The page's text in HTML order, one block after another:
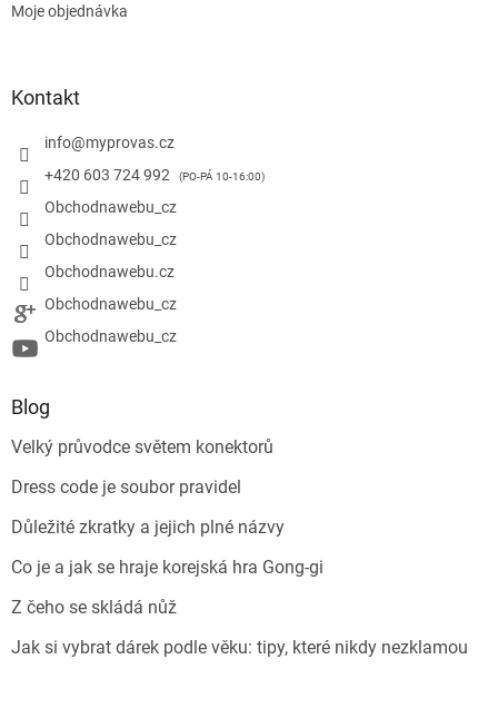
Moje objednávka
Kontakt
info@myprovas.cz
+420 603 724 992
Obchodnawebu_cz
Obchodnawebu_cz
Obchodnawebu.cz
Obchodnawebu_cz
Obchodnawebu_cz
Blog
Velký průvodce světem konektorů
Dress code je soubor pravidel
Důležité zkratky a jejich plné názvy
Co je a jak se hraje korejská hra Gong-gi
Z čeho se skládá nůž
Jak si vybrat dárek podle věku: tipy, které nikdy nezklamou